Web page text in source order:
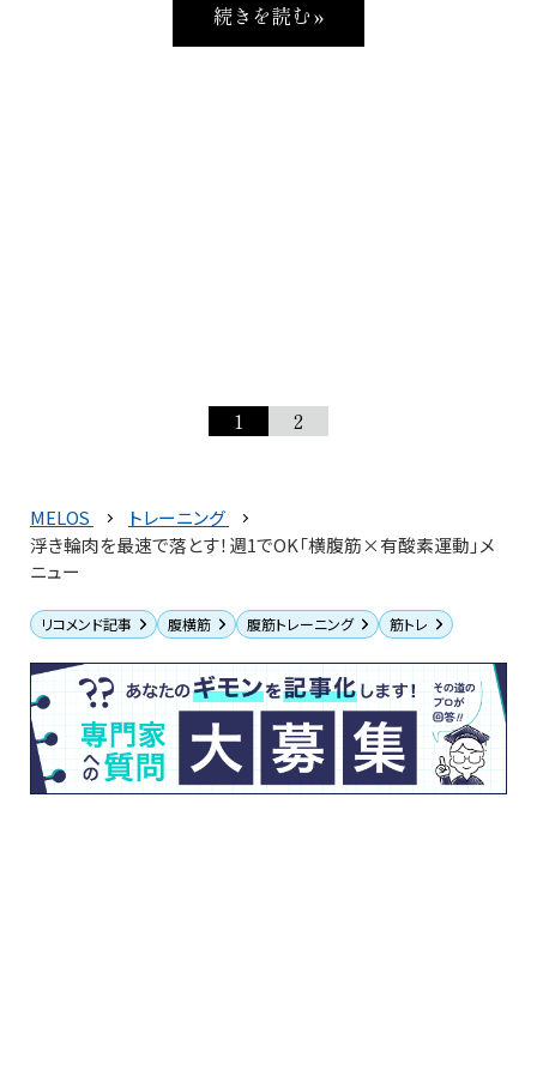
続きを読む »
1 2
MELOS
トレーニング
浮き輪肉を最速で落とす！週1でOK「横腹筋×有酸素運動」メ
ニュー
リコメンド記事 腹横筋 腹筋トレーニング 筋トレ